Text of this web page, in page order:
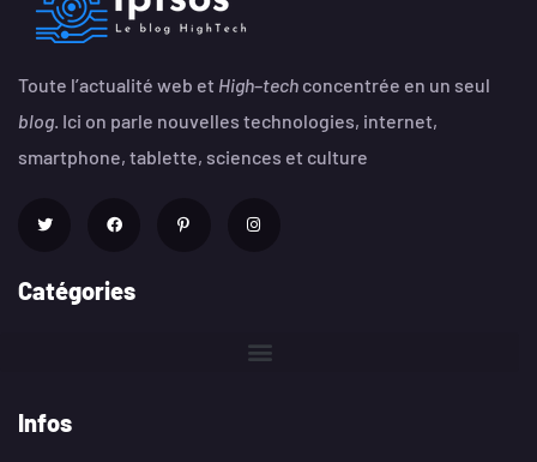
Toute l’actualité web et High–tech concentrée en un seul
blog. Ici on parle nouvelles technologies, internet,
smartphone, tablette, sciences et culture
Catégories
Infos